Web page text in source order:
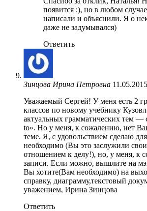
появится :), но в любом
написали и объяснили. Я о
даже не задумывался)
Ответить
Зинцова Ирина Петровна
Уважаемый Сергей! У меня есть 2
классов по новому учебнику
актуальных грамматических тем —
to». Но у меня, к сожалению, нет
теме. Я, с удовольствием сделаю
необходимо (Вы это заслужили
отношением к делу!), но, у меня, к
записи. Если можно, вышлите на
Вы хотите(Вам необходимо) на
справку, диаграмму,текстовый
уважением, Ирина Зинцова
Ответить